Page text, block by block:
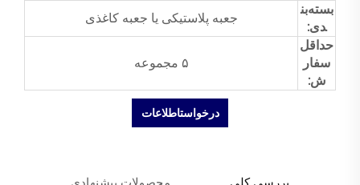
بسته‌بن
دی:
جعبه پلاستیکی یا جعبه کاغذی
حداقل
سفار
ش:
۵ مجموعه
درخواستاطلاعات